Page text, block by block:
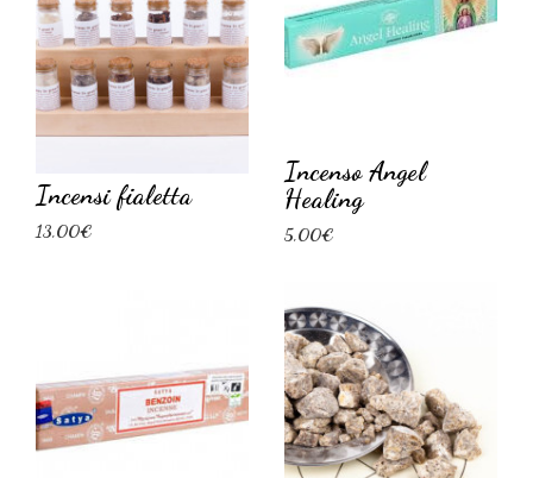
Incensi fialetta
13,00€
Incenso Angel
Healing
5,00€